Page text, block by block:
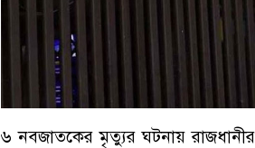
৬ নবজাতকের মৃত্যুর ঘটনায়